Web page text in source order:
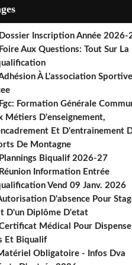
Inscription Année 2026-
Aux Questions: Tout Sur La
À L'association Sportive
Formation Générale
Métiers D'enseignement,
Et D'entrainement
De Montagne
Biqualif 2026-27
Information Entrée
Vend 09 Janv. 2026
D'absence Pour
D'un Diplôme D'etat
Médical Pour
Et Biqualif
Obligatoire - Infos Dva